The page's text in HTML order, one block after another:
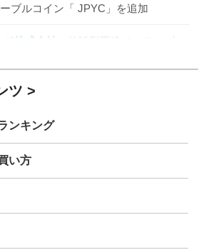
ブルコイン「 JPYC」を追加
ド株式会社
信託型円建てステーブル
ツ
ンキング
い方